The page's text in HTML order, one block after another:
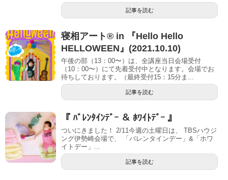
記事を読む
寝相アート®︎ in 『Hello Hello
HELLOWEEN』(2021.10.10)
午後の部（13：00〜）は、全講座当日会場受付
（10：00〜）にて先着受付中となります。会場でお
待ちしております。（最終受付15：15分ま...
記事を読む
『 ﾊﾞﾚﾝﾀｲﾝﾃﾞｰ ＆ ﾎﾜｲﾄﾃﾞｰ 』
ついにきました！ 2/11今週の土曜日は、 TBSハウジ
ング伊勢崎会場で、 「バレンタインデー」&「ホワ
イトデー」...
記事を読む